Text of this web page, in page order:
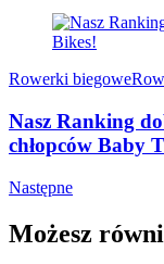
Rowerki biegowe
Nasz Ranking
chłopców Baby
Następne
Możesz